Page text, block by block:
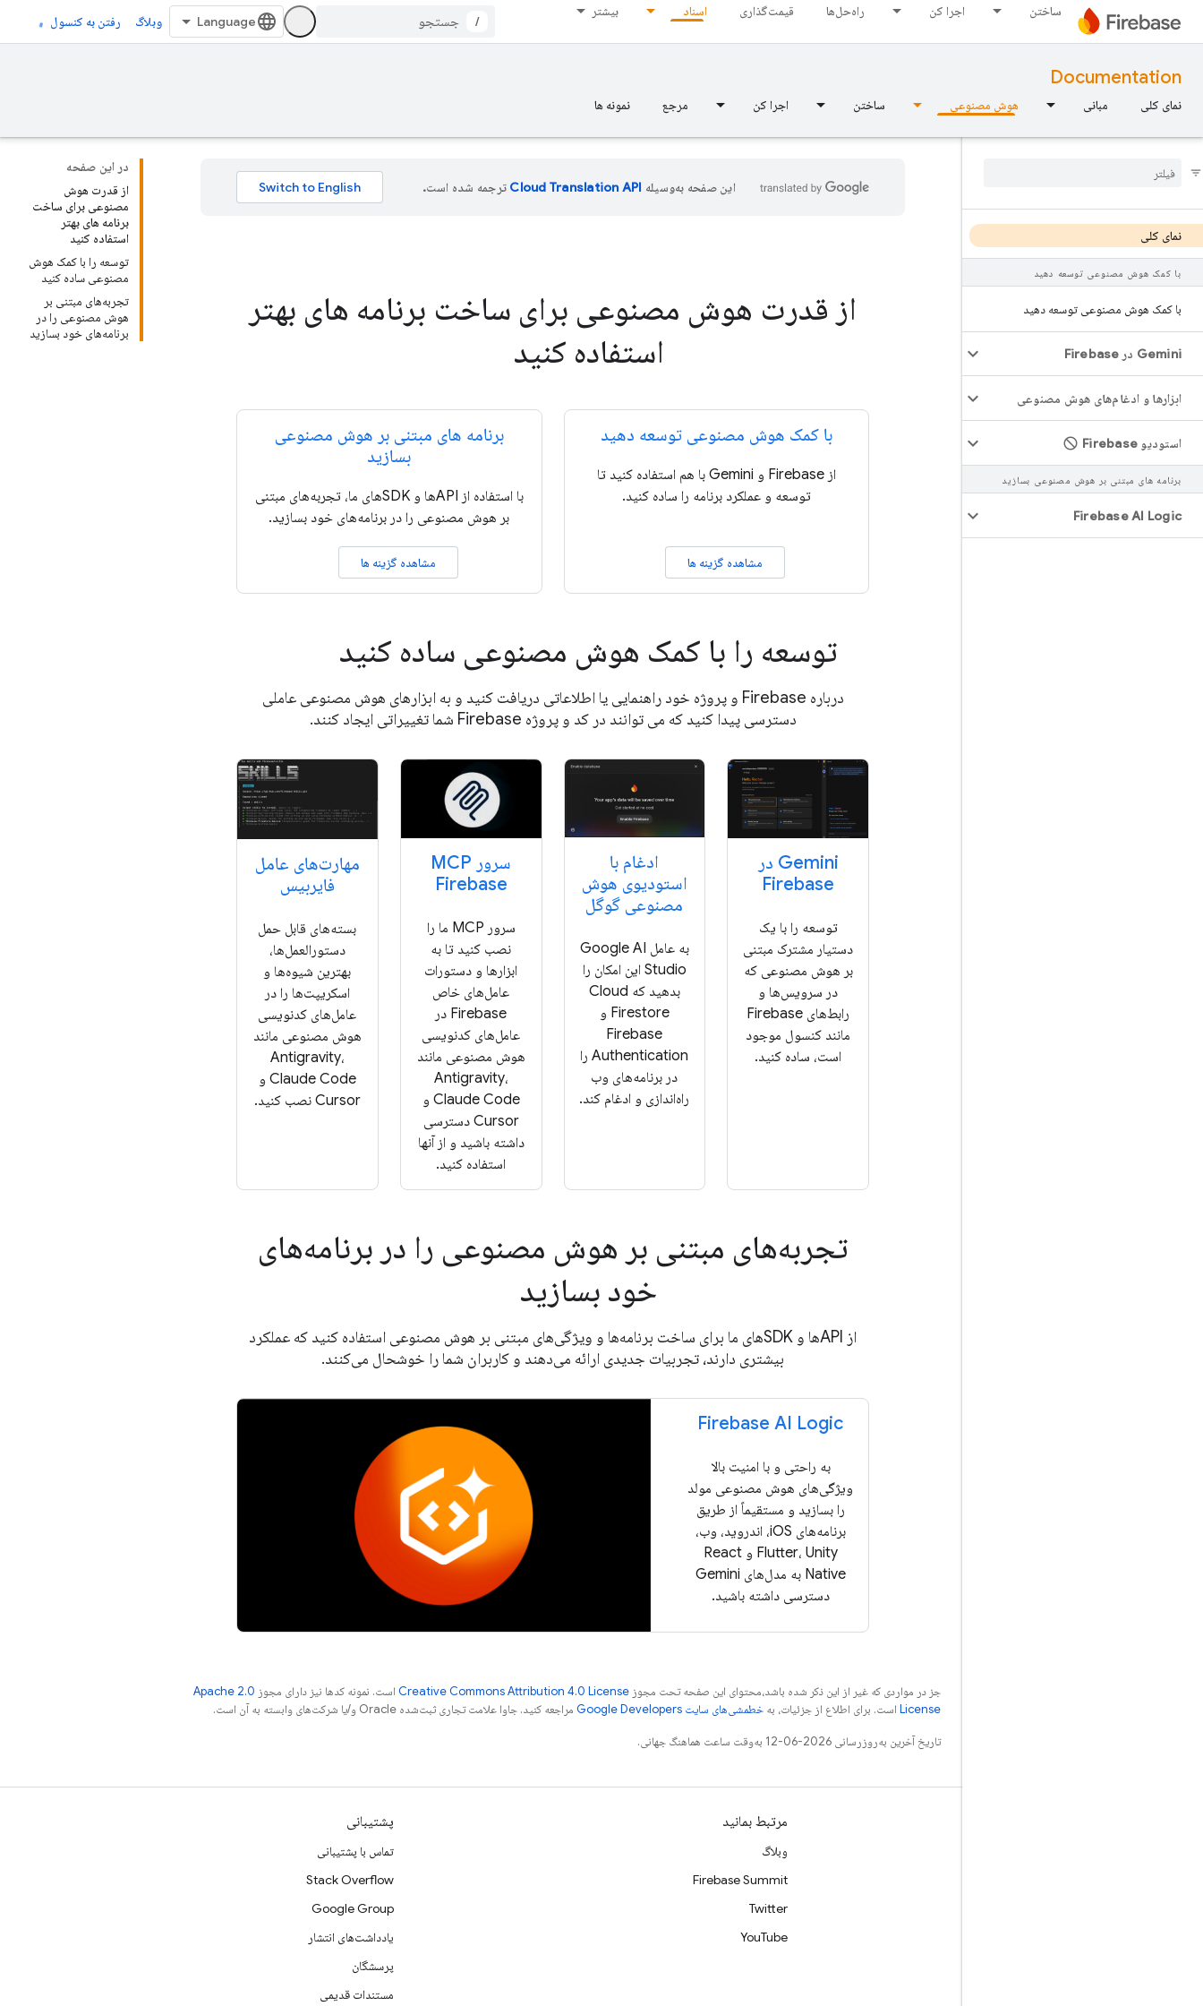
ساختن اجرا کن راه‌حل‌ها قیمت‌گذاری اسناد بیشتر
/ وبلاگ رفتن به کنسول
Documentation
نمای کلی مبانی هوش مصنوعی ساختن اجرا کن مرجع نمونه ها
نمای کلی
با کمک هوش مصنوعی توسعه دهید
با کمک هوش مصنوعی توسعه دهید
Gemini در Firebase
ابزارها و ادغام‌های هوش مصنوعی
استودیو Firebase
برنامه های مبتنی بر هوش مصنوعی بسازید
Firebase AI Logic
در این صفحه
از قدرت هوش
مصنوعی برای ساخت
برنامه های بهتر
استفاده کنید
توسعه را با کمک هوش
مصنوعی ساده کنید
تجربه‌های مبتنی بر
هوش مصنوعی را در
برنامه‌های خود بسازید
این صفحه به‌وسیله ترجمه شده است.
از قدرت هوش مصنوعی برای ساخت برنامه های بهتر
استفاده کنید
با کمک هوش مصنوعی توسعه دهید
از Firebase و Gemini با هم استفاده کنید تا
توسعه و عملکرد برنامه را ساده کنید.
مشاهده گزینه ها
برنامه های مبتنی بر هوش مصنوعی
بسازید
با استفاده از APIها و SDKهای ما، تجربه‌های مبتنی
بر هوش مصنوعی را در برنامه‌های خود بسازید.
مشاهده گزینه ها
توسعه را با کمک هوش مصنوعی ساده کنید
درباره Firebase و پروژه خود راهنمایی یا اطلاعاتی دریافت کنید و به ابزارهای هوش مصنوعی عاملی
دسترسی پیدا کنید که می توانند در کد و پروژه Firebase شما تغییراتی ایجاد کنند.
Gemini در
Firebase
توسعه را با یک
دستیار مشترک مبتنی
بر هوش مصنوعی که
در سرویس‌ها و
رابط‌های Firebase
مانند کنسول موجود
است، ساده کنید.
ادغام با
استودیوی هوش
مصنوعی گوگل
به عامل Google AI
Studio این امکان را
بدهید که Cloud
Firestore و
Firebase
Authentication را
در برنامه‌های وب
راه‌اندازی و ادغام کند.
سرور MCP
Firebase
سرور MCP ما را
نصب کنید تا به
ابزارها و دستورات
عامل‌های خاص
Firebase در
عامل‌های کدنویسی
هوش مصنوعی مانند
Antigravity،
Claude Code و
Cursor دسترسی
داشته باشید و از آنها
استفاده کنید.
مهارت‌های عامل
فایربیس
بسته‌های قابل حمل
دستورالعمل‌ها،
بهترین شیوه‌ها و
اسکریپت‌ها را در
عامل‌های کدنویسی
هوش مصنوعی مانند
Antigravity،
Claude Code و
Cursor نصب کنید.
تجربه‌های مبتنی بر هوش مصنوعی را در برنامه‌های
خود بسازید
از APIها و SDKهای ما برای ساخت برنامه‌ها و ویژگی‌های مبتنی بر هوش مصنوعی استفاده کنید که عملکرد
بیشتری دارند، تجربیات جدیدی ارائه می‌دهند و کاربران شما را خوشحال می‌کنند.
Firebase AI Logic
به راحتی و با امنیت بالا
ویژگی‌های هوش مصنوعی مولد
را بسازید و مستقیماً از طریق
برنامه‌های iOS، اندروید، وب،
Flutter، Unity و React
Native به مدل‌های Gemini
دسترسی داشته باشید.
جز در مواردی که غیر از این ذکر شده باشد،‌محتوای این صفحه تحت مجوز Creative Commons Attribution 4.0 License است. نمونه کدها نیز دارای مجوز Apache 2.0
License است. برای اطلاع از جزئیات، به خطمشی‌های سایت Google Developers‏ مراجعه کنید. جاوا علامت تجاری ثبت‌شده Oracle و/یا شرکت‌های وابسته به آن است.
تاریخ آخرین به‌روزرسانی 2026-06-12 به‌وقت ساعت هماهنگ جهانی.
مرتبط بمانید
وبلاگ
Firebase Summit
Twitter
YouTube
پشتیبانی
تماس با پشتیبانی
Stack Overflow
Google Group
یادداشت‌های انتشار
پرسشگان
مستندات قدیمی